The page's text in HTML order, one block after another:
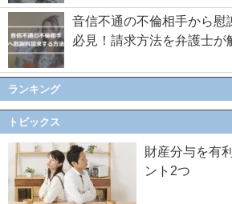
音信不通の不倫相手から慰
必見！請求方法を弁護士が
ランキング
トピックス
財産分与を有
ント2つ